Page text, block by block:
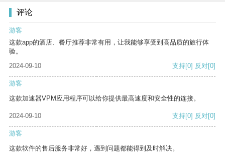
评论
游客
这款app的酒店、餐厅推荐非常有用，让我能够享受到高品质的旅行体
验。
2024-09-10
支持[0] 反对[0]
游客
这款加速器VPM应用程序可以给你提供最高速度和安全性的连接。
2024-09-10 支持[0] 反对[0]
游客
这款软件的售后服务非常好，遇到问题都能得到及时解决。